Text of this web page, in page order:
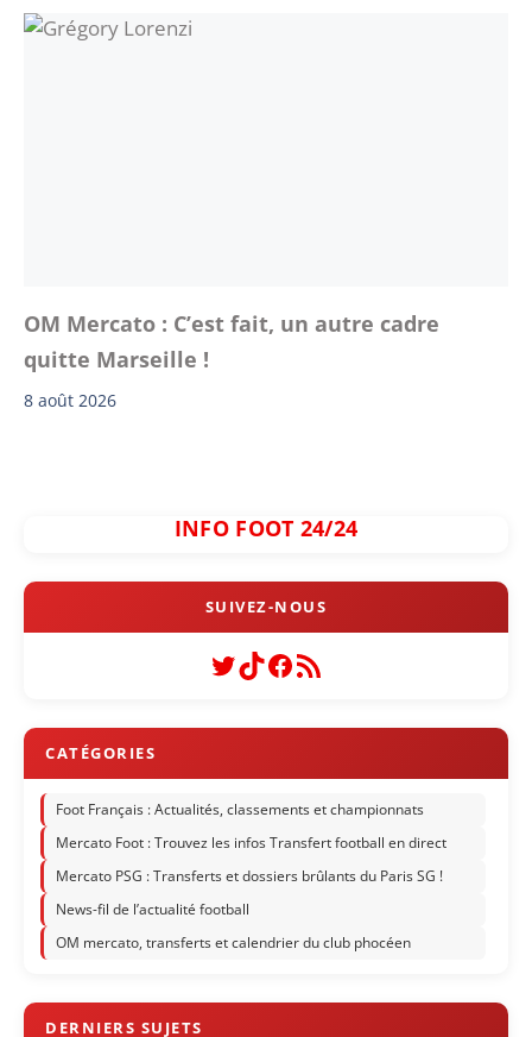
OM Mercato : C’est fait, un autre cadre
quitte Marseille !
8 août 2026
INFO FOOT 24/24
Twitter
TikTok
Facebook
Flux RSS
Foot Français : Actualités, classements et championnats
Mercato Foot : Trouvez les infos Transfert football en direct
Mercato PSG : Transferts et dossiers brûlants du Paris SG !
News-fil de l’actualité football
OM mercato, transferts et calendrier du club phocéen